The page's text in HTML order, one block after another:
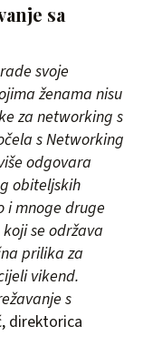
sa
svoje
ženama nisu
za networking s
s Networking
odgovara
obiteljskih
i mnoge druge
se održava
prilika za
vikend.
s
direktorica